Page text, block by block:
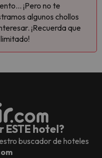
¡Pero no te
algunos chollos
¡Recuerda que
ESTE hotel?
buscador de hoteles